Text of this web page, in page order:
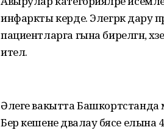
инфаркты керде. Элегрәк
пациентларга гына бирелгән,
ителә.
Әлеге вакытта
Бер кешене дәвалау бәясе елына